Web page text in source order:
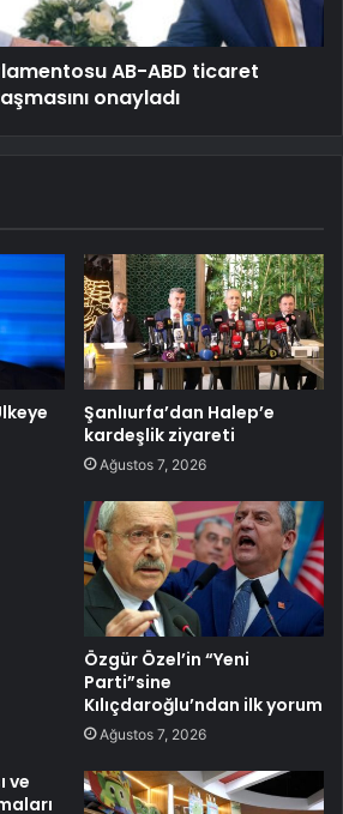
AB-ABD ticaret
onayladı
Şanlıurfa’dan Halep’e
kardeşlik ziyareti
Ağustos 7, 2026
Özgür Özel’in “Yeni
Parti”sine
Kılıçdaroğlu’ndan ilk yorum
Ağustos 7, 2026
ve